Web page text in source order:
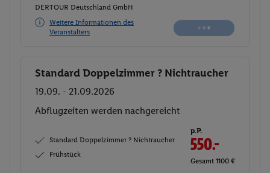
DERTOUR Deutschland GmbH
Weitere Informationen des
Veranstalters
Buchen
Standard Doppelzimmer ? Nichtraucher
19.09. - 21.09.2026
Abflugzeiten werden nachgereicht
Standard Doppelzimmer ? Nichtraucher
Frühstück
p.P.
550.-
Gesamt 1100 €